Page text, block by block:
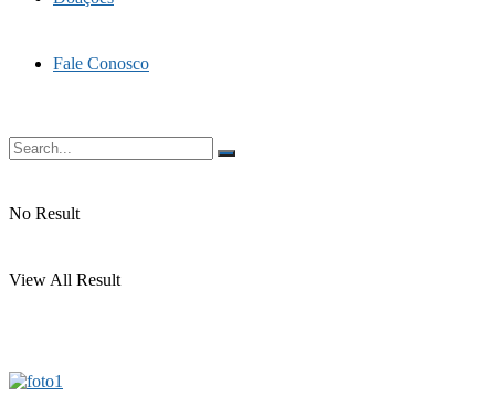
Fale Conosco
No Result
View All Result